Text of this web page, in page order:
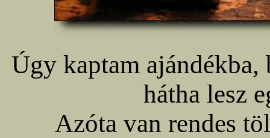
Úgy kaptam
hátha lesz
Azóta van rendes